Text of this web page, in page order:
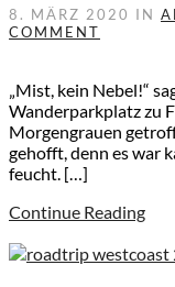
8. MÄRZ 2020 IN
COMMENT
„Mist, kein Nebel!“
Wanderparkplatz zu
Morgengrauen
gehofft, denn es war
feucht. […]
Continue Reading